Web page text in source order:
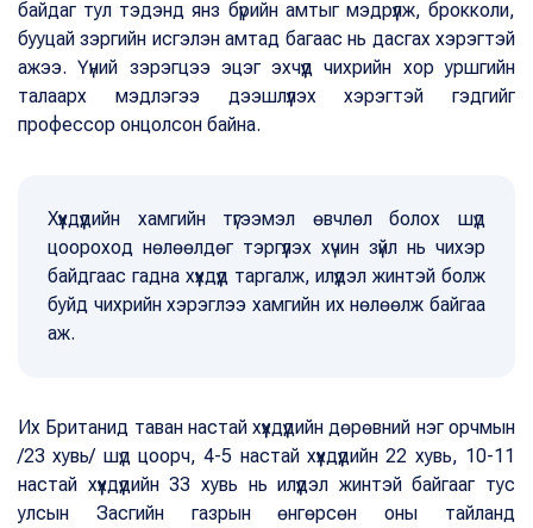
байдаг тул тэдэнд янз бүрийн амтыг мэдрүүлж, брокколи,
бууцай зэргийн исгэлэн амтад багаас нь дасгах хэрэгтэй
ажээ. Үүний зэрэгцээ эцэг эхчүүд чихрийн хор уршгийн
талаарх мэдлэгээ дээшлүүлэх хэрэгтэй гэдгийг
профессор онцолсон байна.
Хүүхдүүдийн хамгийн түгээмэл өвчлөл болох шүд
цоороход нөлөөлдөг тэргүүлэх хүчин зүйл нь чихэр
байдгаас гадна хүүхдүүд таргалж, илүүдэл жинтэй болж
буйд чихрийн хэрэглээ хамгийн их нөлөөлж байгаа
аж.
Их Британид таван настай хүүхдүүдийн дөрөвний нэг орчмын
/23 хувь/ шүд цоорч, 4-5 настай хүүхдүүдийн 22 хувь, 10-11
настай хүүхдүүдийн 33 хувь нь илүүдэл жинтэй байгааг тус
улсын Засгийн газрын өнгөрсөн оны тайланд